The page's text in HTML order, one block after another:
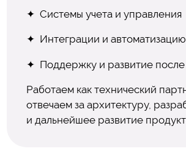
Системы учета и управления
Интеграции и автоматизацию
Поддержку и развитие после
Работаем как технический
отвечаем за архитектуру,
и дальнейшее развитие